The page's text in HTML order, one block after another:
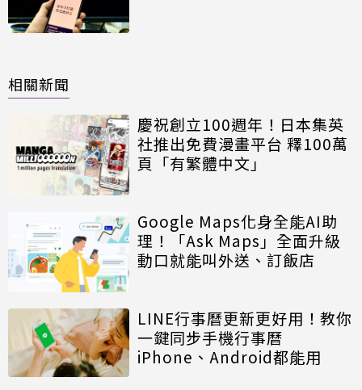
相關新聞
慶祝創立100週年！日本集英
社推出免費漫畫平台 釋100萬
頁「有繁體中文」
Google Maps化身全能AI助
理！「Ask Maps」全面升級
動口就能叫外送、訂飯店
LINE行事曆更新更好用！教你
一鍵同步手機行事曆
iPhone、Android都能用